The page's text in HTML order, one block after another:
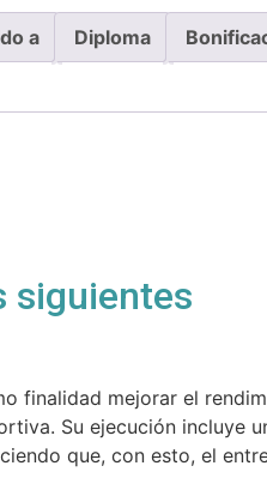
a Diploma
siguientes
finalidad mejorar el
Su ejecución incluye
que, con esto, el